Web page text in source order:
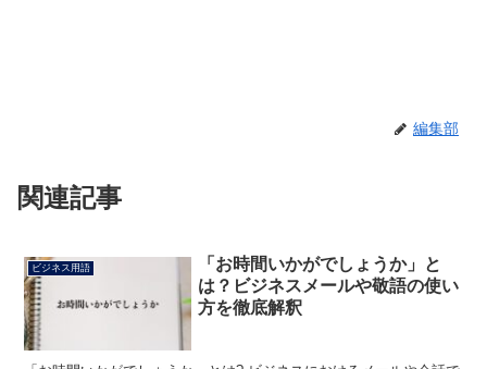
編集部
関連記事
ビジネス用語
「お時間いかがでしょうか」と
は？ビジネスメールや敬語の使い
方を徹底解釈